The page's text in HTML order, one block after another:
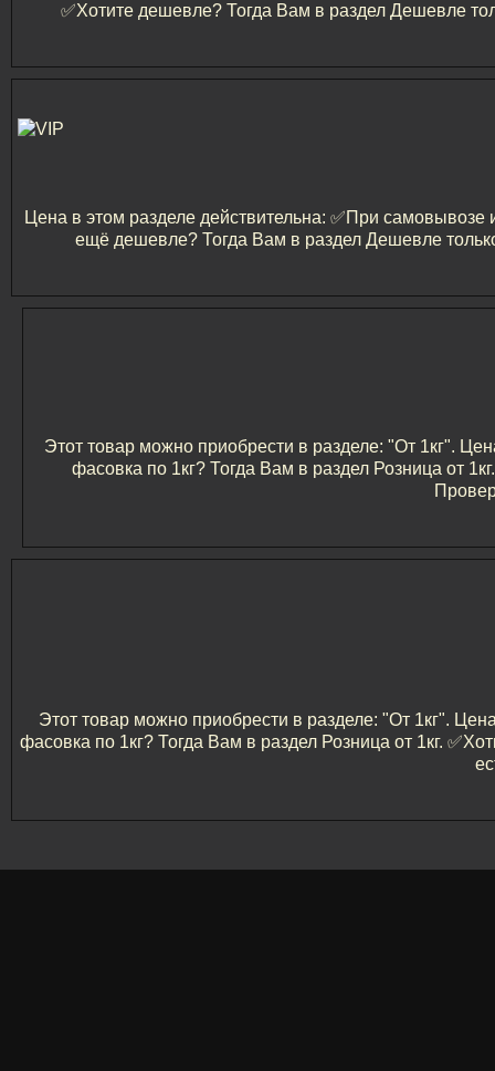
✅️Хотите дешевле? Тогда Вам в раздел Дешевле
Цена в этом разделе действительна: ✅️При самовывозе
ещё дешевле? Тогда Вам в раздел Дешевле
Этот товар можно приобрести в разделе: "От 1кг".
фасовка по 1кг? Тогда Вам в раздел Розница от
Этот товар можно приобрести в разделе: "От 1кг".
фасовка по 1кг? Тогда Вам в раздел Розница от 1кг.